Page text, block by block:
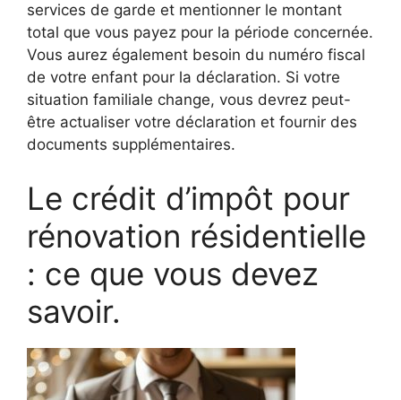
services de garde et mentionner le montant
total que vous payez pour la période concernée.
Vous aurez également besoin du numéro fiscal
de votre enfant pour la déclaration. Si votre
situation familiale change, vous devrez peut-
être actualiser votre déclaration et fournir des
documents supplémentaires.
Le crédit d’impôt pour
rénovation résidentielle
: ce que vous devez
savoir.